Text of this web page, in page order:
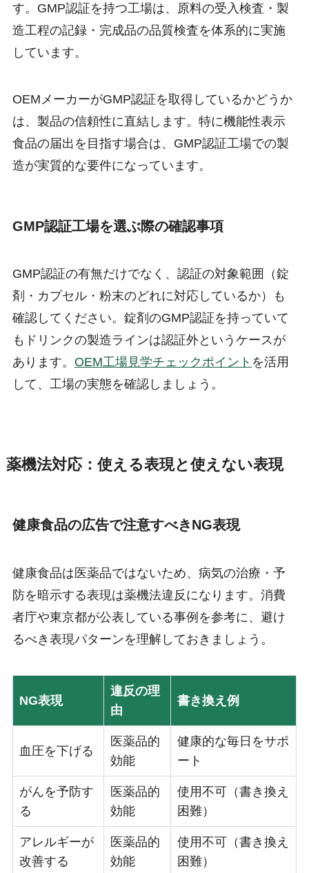
す。GMP認証を持つ工場は、原料の受入検査・製
造工程の記録・完成品の品質検査を体系的に実施
しています。
OEMメーカーがGMP認証を取得しているかどうか
は、製品の信頼性に直結します。特に機能性表示
食品の届出を目指す場合は、GMP認証工場での製
造が実質的な要件になっています。
GMP認証工場を選ぶ際の確認事項
GMP認証の有無だけでなく、認証の対象範囲（錠
剤・カプセル・粉末のどれに対応しているか）も
確認してください。錠剤のGMP認証を持っていて
もドリンクの製造ラインは認証外というケースが
あります。 OEM工場見学チェックポイント を活用
して、工場の実態を確認しましょう。
薬機法対応：使える表現と使えない表現
健康食品の広告で注意すべきNG表現
健康食品は医薬品ではないため、病気の治療・予
防を暗示する表現は薬機法違反になります。消費
者庁や東京都が公表している事例を参考に、避け
るべき表現パターンを理解しておきましょう。
NG表現
違反の理
由
書き換え例
血圧を下げる
医薬品的
効能
健康的な毎日をサポ
ート
がんを予防す
る
医薬品的
効能
使用不可（書き換え
困難）
アレルギーが
改善する
医薬品的
効能
使用不可（書き換え
困難）